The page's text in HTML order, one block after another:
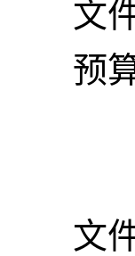
文
预
文